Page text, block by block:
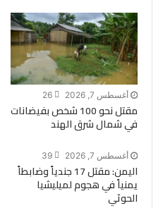
أغسطس 7, 2026 26
مقتل نحو 100 شخص بفيضانات
في شمال شرق الهند
أغسطس 7, 2026 39
اليمن: مقتل 17 جندياً وضابطاً
يمنياً في هجوم لميليشيا
الحوثي